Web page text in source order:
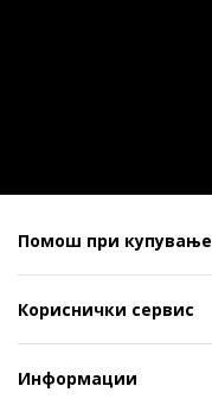
Помош при купување
Кориснички сервис
Информации